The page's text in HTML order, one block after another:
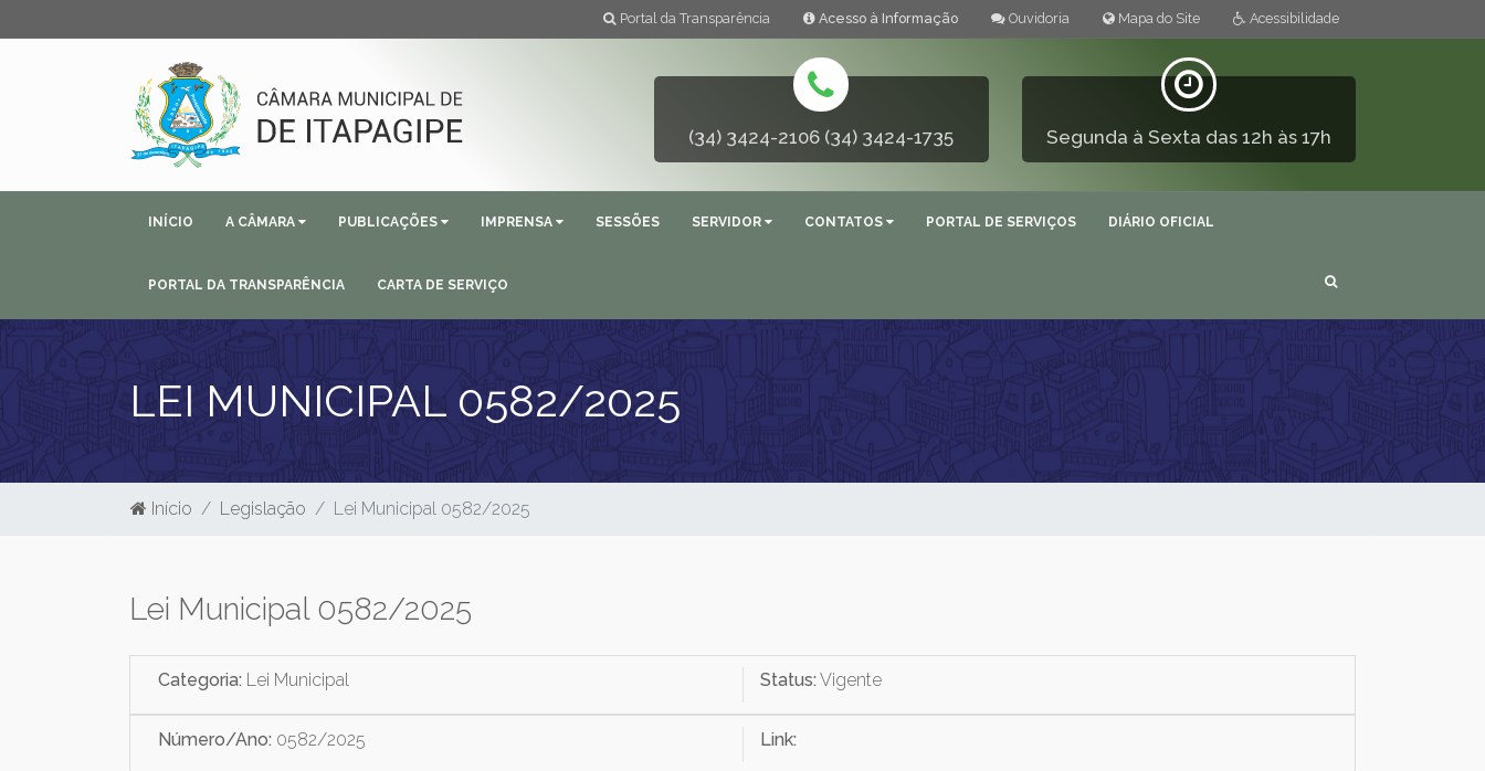
Acessibilidade
Mapa do Site
Ouvidoria
Acesso à Informação
Portal da Transparência
(34) 3424-2106 (34) 3424-1735 Segunda à Sexta das 12h às 17h
INÍCIO A CÂMARA PUBLICAÇÕES IMPRENSA SESSÕES SERVIDOR CONTATOS PORTAL DE SERVIÇOS DIÁRIO OFICIAL
PORTAL DA TRANSPARÊNCIA CARTA DE SERVIÇO
LEI MUNICIPAL 0582/2025
Início Legislação Lei Municipal 0582/2025
Lei Municipal 0582/2025
Categoria: Lei Municipal Status: Vigente
Número/Ano: 0582/2025 Link: